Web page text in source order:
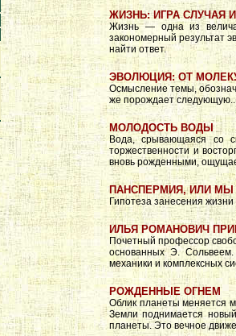
ЖИЗНЬ: ИГРА СЛУЧАЯ
Жизнь — одна из
закономерный результат
найти ответ.
ЭВОЛЮЦИЯ: ОТ
Осмысление темы,
же порождает
МОЛОДОСТЬ ВОДЫ
Вода, срывающаяся со
торжественности и
вновь рожденными,
ПАНСПЕРМИЯ, ИЛИ
Гипотеза занесения
ИЛЬЯ РОМАНОВИЧ
Почетный профессор
основанных Э. Сольвеем.
механики и комплексных
РОЖДЕННЫЕ ОГНЕМ
Облик планеты меняется
Земли поднимается
планеты. Это вечное